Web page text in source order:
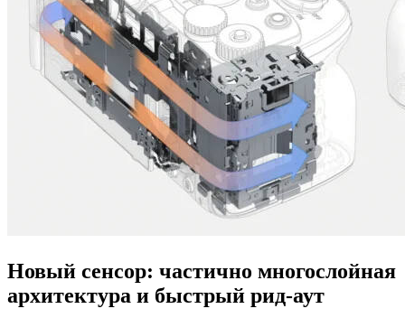
Новый сенсор: частично многослойная
архитектура и быстрый рид-аут